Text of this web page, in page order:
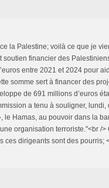
la Palestine; voilà ce que je
financier des
entre 2021 et 2024 pour
somme sert à financer des
de 691 millions d’euros
a tenu à souligner, lundi,
le Hamas, au pouvoir dans la
organisation terroriste."<br /
ces dirigeants sont des pourris;